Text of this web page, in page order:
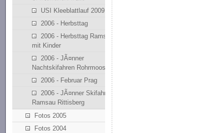
USI Kleeblattlauf 2009
2006 - Herbsttag
2006 - Herbsttag Ramsau
mit Kinder
2006 - JÃ¤nner
Nachtskifahren Rohrmoos
2006 - Februar Prag
2006 - JÃ¤nner Skifahren
Ramsau Rittisberg
Fotos 2005
Fotos 2004